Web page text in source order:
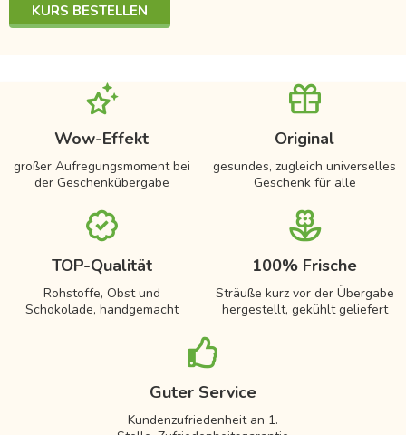
KURS BESTELLEN
Wow-Effekt
großer Aufregungsmoment bei
der Geschenkübergabe
Original
gesundes, zugleich universelles
Geschenk für alle
TOP-Qualität
Rohstoffe, Obst und
Schokolade, handgemacht
100% Frische
Sträuße kurz vor der Übergabe
hergestellt, gekühlt geliefert
Guter Service
Kundenzufriedenheit an 1.